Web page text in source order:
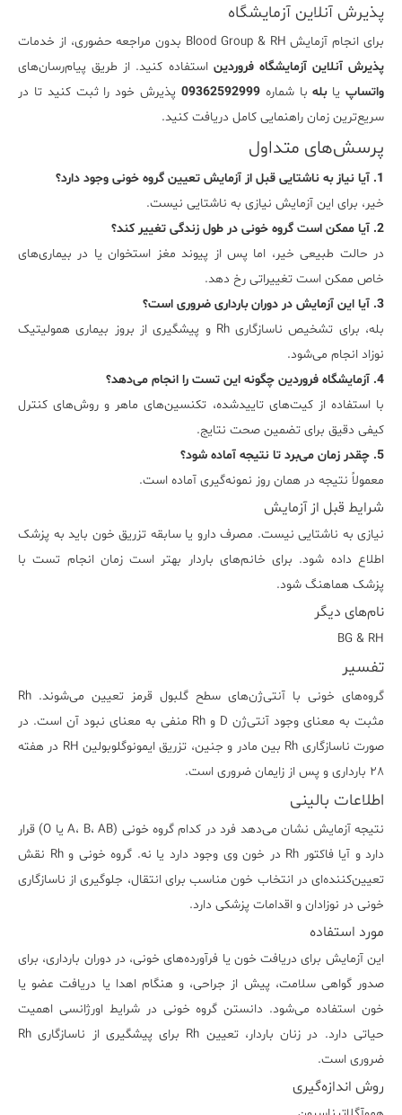
پذیرش آنلاین آزمایشگاه
برای انجام آزمایش Blood Group & RH بدون مراجعه حضوری، از خدمات
پذیرش آنلاین آزمایشگاه فروردین استفاده کنید. از طریق پیام‌رسان‌های
واتساپیابلهبا شماره09362592999 پذیرش خود را ثبت کنید تا در
سریع‌ترین زمان راهنمایی کامل دریافت کنید.
پرسش‌های متداول
1. آیا نیاز به ناشتایی قبل از آزمایش تعیین گروه خونی وجود دارد؟
خیر، برای این آزمایش نیازی به ناشتایی نیست.
2. آیا ممکن است گروه خونی در طول زندگی تغییر کند؟
در حالت طبیعی خیر، اما پس از پیوند مغز استخوان یا در بیماری‌های
خاص ممکن است تغییراتی رخ دهد.
3. آیا این آزمایش در دوران بارداری ضروری است؟
بله، برای تشخیص ناسازگاری Rh و پیشگیری از بروز بیماری همولیتیک
نوزاد انجام می‌شود.
4. آزمایشگاه فروردین چگونه این تست را انجام می‌دهد؟
با استفاده از کیت‌های تاییدشده، تکنسین‌های ماهر و روش‌های کنترل
کیفی دقیق برای تضمین صحت نتایج.
5. چقدر زمان می‌برد تا نتیجه آماده شود؟
معمولاً نتیجه در همان روز نمونه‌گیری آماده است.
شرایط قبل از آزمایش
نیازی به ناشتایی نیست. مصرف دارو یا سابقه تزریق خون باید به پزشک
اطلاع داده شود. برای خانم‌های باردار بهتر است زمان انجام تست با
پزشک هماهنگ شود.
نام‌های دیگر
BG & RH
تفسیر
گروه‌های خونی با آنتی‌ژن‌های سطح گلبول قرمز تعیین می‌شوند. Rh
مثبت به معنای وجود آنتی‌ژن D و Rh منفی به معنای نبود آن است. در
صورت ناسازگاری Rh بین مادر و جنین، تزریق ایمونوگلوبولین RH در هفته
۲۸ بارداری و پس از زایمان ضروری است.
اطلاعات بالینی
نتیجه آزمایش نشان می‌دهد فرد در کدام گروه خونی (A، B، AB یا O) قرار
دارد و آیا فاکتور Rh در خون وی وجود دارد یا نه. گروه خونی و Rh نقش
تعیین‌کننده‌ای در انتخاب خون مناسب برای انتقال، جلوگیری از ناسازگاری
خونی در نوزادان و اقدامات پزشکی دارد.
مورد استفاده
این آزمایش برای دریافت خون یا فرآورده‌های خونی، در دوران بارداری، برای
صدور گواهی سلامت، پیش از جراحی، و هنگام اهدا یا دریافت عضو یا
خون استفاده می‌شود. دانستن گروه خونی در شرایط اورژانسی اهمیت
حیاتی دارد. در زنان باردار، تعیین Rh برای پیشگیری از ناسازگاری Rh
ضروری است.
روش اندازه‌گیری